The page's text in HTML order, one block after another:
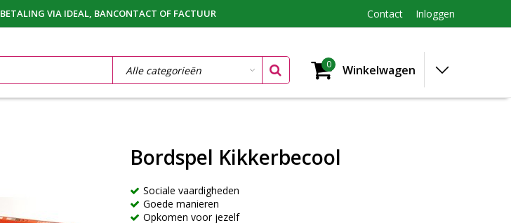
BETALING VIA IDEAL, BANCONTACT OF FACTUUR Contact Inloggen
0 Winkelwagen
Bordspel Kikkerbecool
Sociale vaardigheden
Goede manieren
Opkomen voor jezelf